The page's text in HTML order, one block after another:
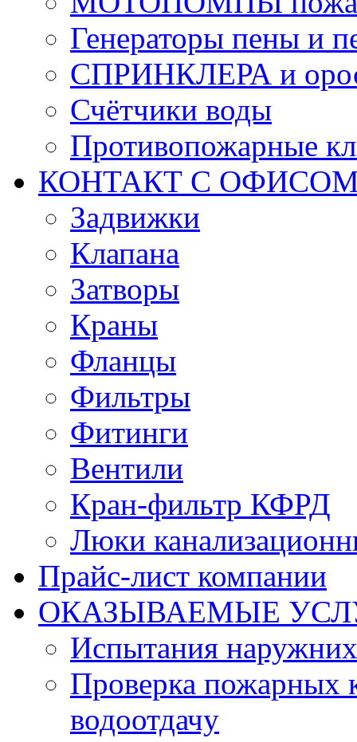
Генераторы пены и
СПРИНКЛЕРА и
Счётчики воды
Противопожарные
КОНТАКТ С ОФИСОМ
Задвижки
Клапана
Затворы
Краны
Фланцы
Фильтры
Фитинги
Вентили
Кран-фильтр КФРД
Люки
Прайс-лист компании
ОКАЗЫВАЕМЫЕ
Испытания
Проверка пожарных
водоотдачу